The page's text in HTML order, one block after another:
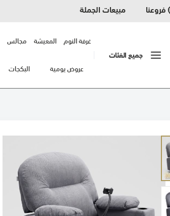
فروعنا مبيعات الجملة
جميع الفئات
غرفة النوم المعيشة مجالس
عروض يومية البكجات